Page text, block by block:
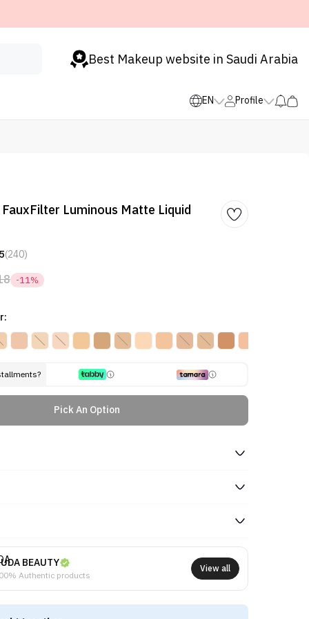
Best Makeup website in Saudi Arabia
EN Profile
Luminous Matte Liquid
5(240)
-11%
Pick An Option
BEAUTY
Authentic products
View all